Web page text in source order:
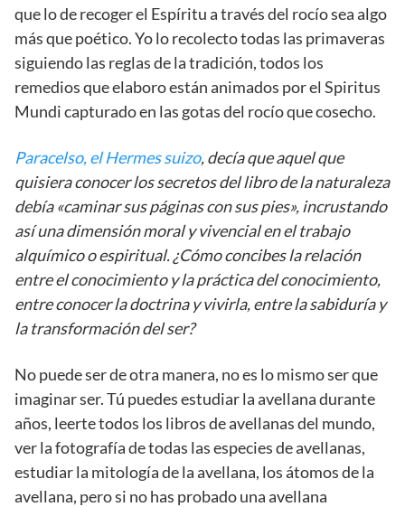
que lo de recoger el Espíritu a través del rocío sea algo
más que poético. Yo lo recolecto todas las primaveras
siguiendo las reglas de la tradición, todos los
remedios que elaboro están animados por el Spiritus
Mundi capturado en las gotas del rocío que cosecho.
Paracelso, el Hermes suizo, decía que aquel que
quisiera conocer los secretos del libro de la naturaleza
debía «caminar sus páginas con sus pies», incrustando
así una dimensión moral y vivencial en el trabajo
alquímico o espiritual. ¿Cómo concibes la relación
entre el conocimiento y la práctica del conocimiento,
entre conocer la doctrina y vivirla, entre la sabiduría y
la transformación del ser?
No puede ser de otra manera, no es lo mismo ser que
imaginar ser. Tú puedes estudiar la avellana durante
años, leerte todos los libros de avellanas del mundo,
ver la fotografía de todas las especies de avellanas,
estudiar la mitología de la avellana, los átomos de la
avellana, pero si no has probado una avellana